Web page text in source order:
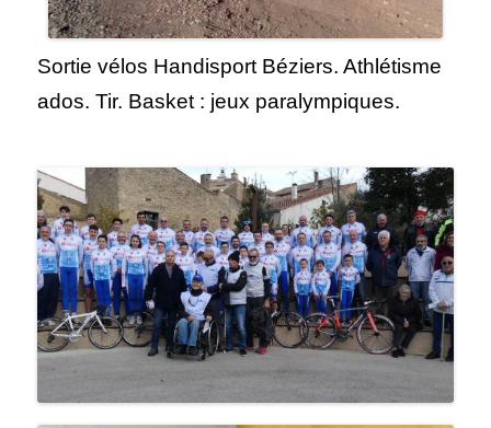
Sortie vélos Handisport Béziers. Athlétisme
ados. Tir. Basket : jeux paralympiques.